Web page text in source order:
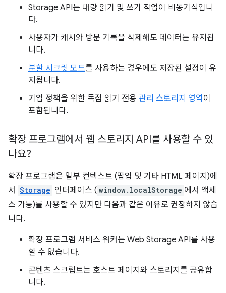
Storage API는 대량 읽기 및 쓰기 작업이 비동기식입니
다.
사용자가 캐시와 방문 기록을 삭제해도 데이터는 유지됩
니다.
분할 시크릿 모드를 사용하는 경우에도 저장된 설정이 유
지됩니다.
기업 정책을 위한 독점 읽기 전용 관리 스토리지 영역이
포함됩니다.
확장 프로그램에서 웹 스토리지 API를 사용할 수 있
나요?
확장 프로그램은 일부 컨텍스트 (팝업 및 기타 HTML 페이지)에
서 Storage 인터페이스 ( window.localStorage 에서 액세
스 가능)를 사용할 수 있지만 다음과 같은 이유로 권장하지 않습
니다.
확장 프로그램 서비스 워커는 Web Storage API를 사용
할 수 없습니다.
콘텐츠 스크립트는 호스트 페이지와 스토리지를 공유합
니다.